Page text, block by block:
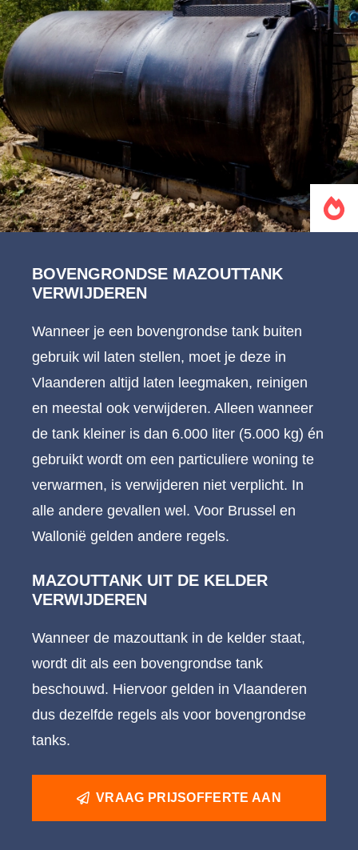
BOVENGRONDSE MAZOUTTANK
VERWIJDEREN
Wanneer je een bovengrondse tank buiten
gebruik wil laten stellen, moet je deze in
Vlaanderen altijd laten leegmaken, reinigen
en meestal ook verwijderen. Alleen wanneer
de tank kleiner is dan 6.000 liter (5.000 kg) én
gebruikt wordt om een particuliere woning te
verwarmen, is verwijderen niet verplicht. In
alle andere gevallen wel. Voor Brussel en
Wallonië gelden andere regels.
MAZOUTTANK UIT DE KELDER
VERWIJDEREN
Wanneer de mazouttank in de kelder staat,
wordt dit als een bovengrondse tank
beschouwd. Hiervoor gelden in Vlaanderen
dus dezelfde regels als voor bovengrondse
tanks.
VRAAG PRIJSOFFERTE AAN